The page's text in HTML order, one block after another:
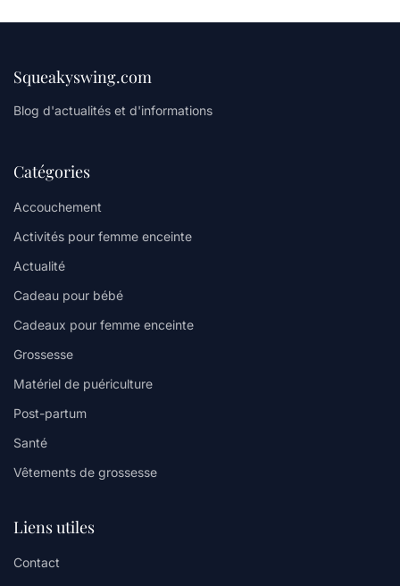
Squeakyswing.com
Blog d'actualités et d'informations
Catégories
Accouchement
Activités pour femme enceinte
Actualité
Cadeau pour bébé
Cadeaux pour femme enceinte
Grossesse
Matériel de puériculture
Post-partum
Santé
Vêtements de grossesse
Liens utiles
Contact